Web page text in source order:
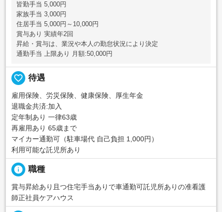
皆勤手当 5,000円
家族手当 3,000円
住居手当 5,000円～10,000円
賞与あり 実績年2回
昇給・賞与は、業況や本人の勤怠状況により決定
通勤手当 上限あり 月額:50,000円
favorite_border 待遇
雇用保険、労災保険、健康保険、厚生年金
退職金共済:加入
定年制あり 一律63歳
再雇用あり 65歳まで
マイカー通勤可（駐車場代 自己負担 1,000円）
利用可能な託児所あり
info 職種
賞与昇給あり且つ住宅手当ありで車通勤可託児所ありの准看護
師正社員ケアハウス